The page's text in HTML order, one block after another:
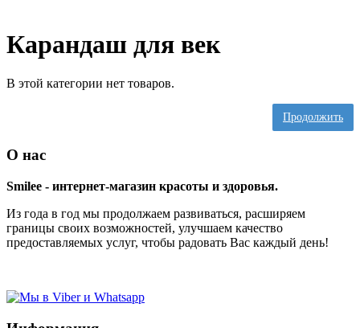
Карандаш для век
В этой категории нет товаров.
Продолжить
О нас
Smilee - интернет-магазин красоты и здоровья.
Из года в год мы продолжаем развиваться, расширяем
границы своих возможностей, улучшаем качество
предоставляемых услуг, чтобы радовать Вас каждый день!